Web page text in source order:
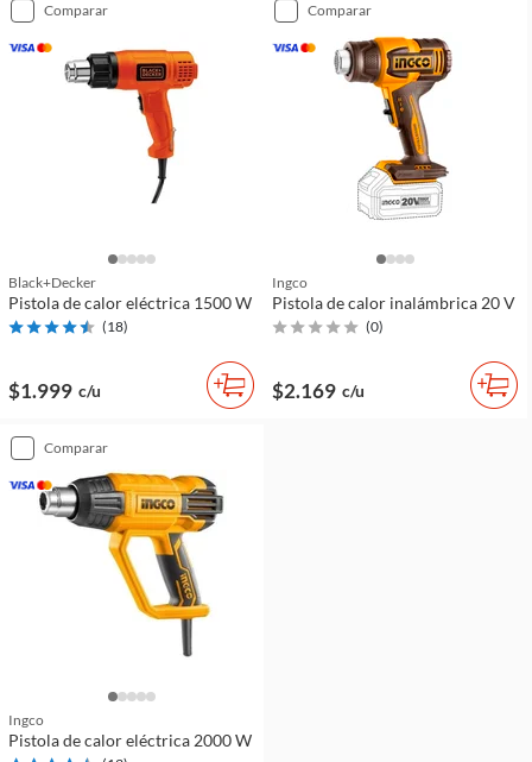
comparar
Black+decker
Pistola de calor eléctrica 1500 W
(18)
$1.999 c/u
comparar
Ingco
Pistola de calor inalámbrica 20 V
(0)
$2.169 c/u
comparar
Ingco
Pistola de calor eléctrica 2000 W